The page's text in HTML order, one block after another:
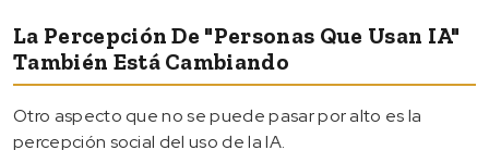
La Percepción De "personas Que Usan IA"
También Está Cambiando
Otro aspecto que no se puede pasar por alto es la
percepción social del uso de la IA.